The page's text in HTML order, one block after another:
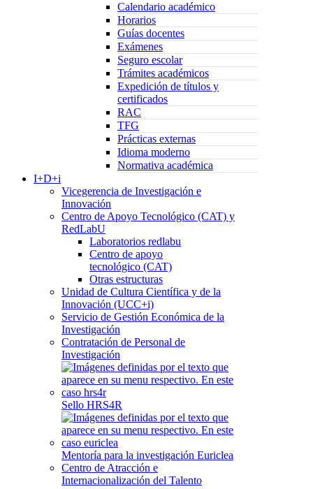
Calendario académico
Horarios
Guías docentes
Exámenes
Seguro escolar
Trámites académicos
Expedición de títulos y
certificados
RAC
TFG
Prácticas externas
Idioma moderno
Normativa académica
I+D+i
Vicegerencia de Investigación e
Innovación
Centro de Apoyo Tecnológico (CAT) y
RedLabU
Laboratorios redlabu
Centro de apoyo
tecnológico (CAT)
Otras estructuras
Unidad de Cultura Científica y de la
Innovación (UCC+i)
Servicio de Gestión Económica de la
Investigación
Contratación de Personal de
Investigación
Sello HRS4R
Mentoría para la investigación Euriclea
Centro de Atracción e
Internacionalización del Talento